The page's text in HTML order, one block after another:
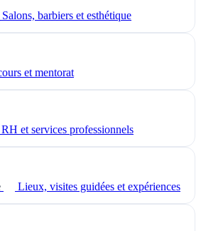
Salons, barbiers et esthétique
et mentorat
et services professionnels
Lieux, visites guidées et expériences